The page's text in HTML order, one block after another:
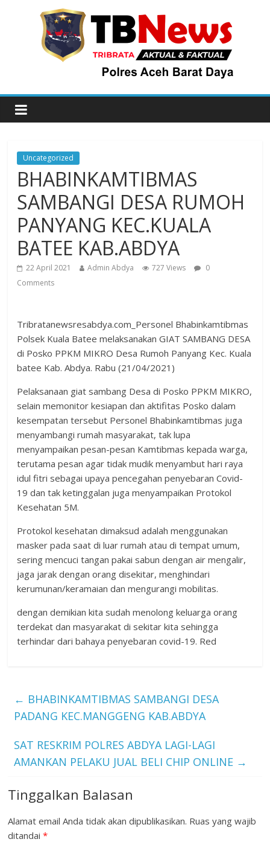
Uncategorized
BHABINKAMTIBMAS
SAMBANGI DESA RUMOH
PANYANG KEC.KUALA
BATEE KAB.ABDYA
22 April 2021 Admin Abdya 727 Views
0
Comments
Tribratanewsresabdya.com_Personel Bhabinkamtibmas
Polsek Kuala Batee melaksanakan GIAT SAMBANG DESA
di Posko PPKM MIKRO Desa Rumoh Panyang Kec. Kuala
batee Kab. Abdya. Rabu (21/04/2021)
Pelaksanaan giat sambang Desa di Posko PPKM MIKRO,
selain memonitor kesiapan dan aktifitas Posko dalam
kesempatan tersebut Personel Bhabinkamtibmas juga
menyambangi rumah masyarakat, tak lupa
menyampaikan pesan-pesan Kamtibmas kepada warga,
terutama pesan agar tidak mudik menyambut hari raya
idul fitri sebagai upaya pencegahan penyebaran Covid-
19 dan tak ketinggalan juga menyampaikan Protokol
Kesehatan 5M.
Protokol kesehatan dimaksud adalah menggunakan
masker pada saat di luar rumah atau di tempat umum,
sering mencuci tangan pakai sabun dengan air mengalir,
jaga jarak dengan orang disekitar, menghindari
kerumunan/keramaian dan mengurangi mobilitas.
dengan demikian kita sudah menolong keluarga orang
terdekat dan masyarakat di sekitar kita sehingga
terhindar dari bahaya penyebaran covid-19. Red
← BHABINKAMTIBMAS SAMBANGI DESA
PADANG KEC.MANGGENG KAB.ABDYA
SAT RESKRIM POLRES ABDYA LAGI-LAGI
AMANKAN PELAKU JUAL BELI CHIP ONLINE →
Tinggalkan Balasan
Alamat email Anda tidak akan dipublikasikan. Ruas yang wajib
ditandai*